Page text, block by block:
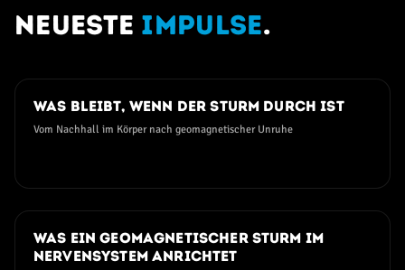
Neueste Impulse.
06. AUGUST 2026
Was bleibt, wenn der Sturm durch ist
Vom Nachhall im Körper nach geomagnetischer Unruhe
03. AUGUST 2026
Was ein geomagnetischer Sturm im
Nervensystem anrichtet